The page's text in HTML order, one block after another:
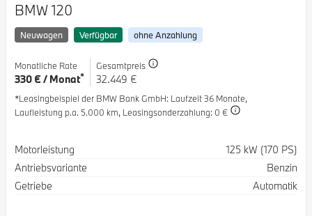
BMW 120
Neuwagen Verfügbar ohne Anzahlung
Monatliche Rate
330 € / Monat*
Gesamtpreis
32.449 €
*Leasingbeispiel der BMW Bank GmbH: Laufzeit 36 Monate,
Laufleistung p.a. 5.000 km, Leasingsonderzahlung: 0 €
Spezifikation
Motorleistung
125 kW (170 PS)
Antriebsvariante
Benzin
Getriebe
Automatik